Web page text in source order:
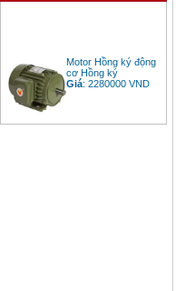
Motor Hồng ký động
cơ Hồng ký
Giá :2280000 VND